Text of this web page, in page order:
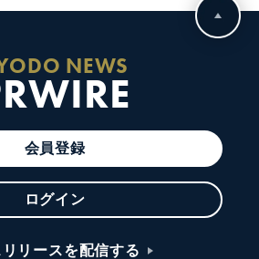
NEWS
会員登録
ログイン
リースを配信する